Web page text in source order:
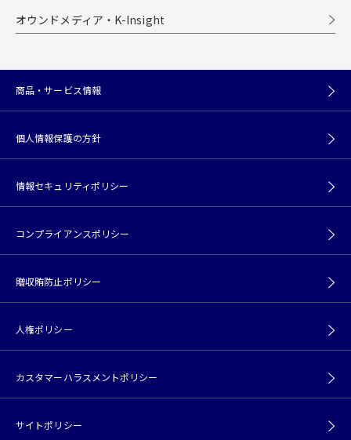
オウンドメディア・K-Insight
商品・サービス情報
個人情報保護の方針
情報セキュリティポリシー
コンプライアンスポリシー
贈収賄防止ポリシー
人権ポリシー
カスタマーハラスメントポリシー
サイトポリシー